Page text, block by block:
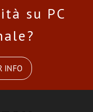
su PC
INFO